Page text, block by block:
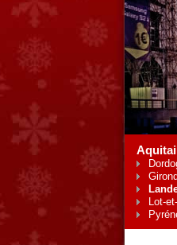
Lot-